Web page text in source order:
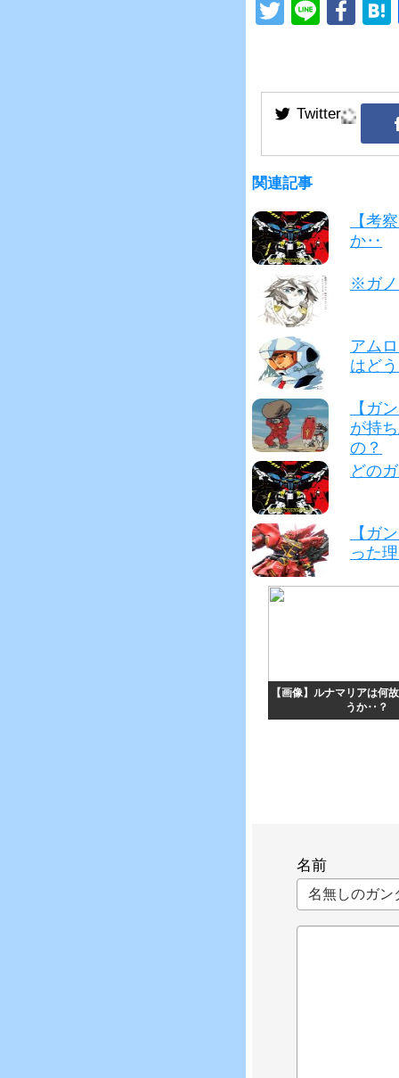
T
er
Li
F
e
b
o
k
関連記事
【考
か‥
※ガノ
アム
はど
【ガ
が持
の？
どの
【ガ
った
【画像】ルナマリアは何
うか‥？
名前